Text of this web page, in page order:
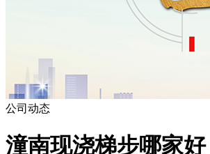
公司动态
潼南现浇梯步哪家好